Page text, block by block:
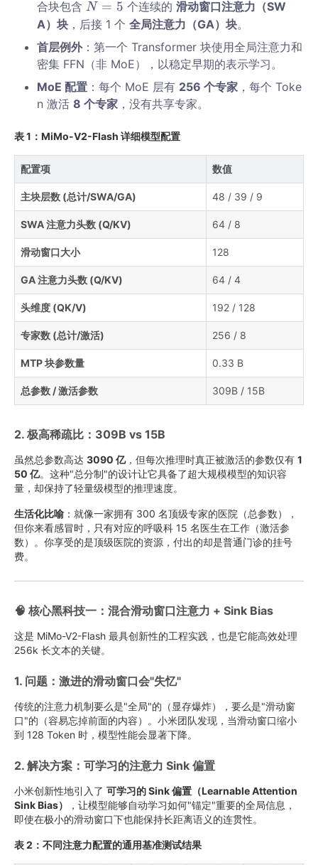
=
8
=
合块包含 N
=
N
=
5
N = 5 个连续的 滑动窗口注意力（SW
A）块 ，后接 1 个 全局注意力（GA）块。
首层例外：第一个 Transformer 块使用全局注意力和
密集 FFN（非 MoE），以稳定早期的表示学习。
MoE 配置 ：每个 MoE 层有 256 个专家 ，每个 Toke
n 激活 8 个专家 ，没有共享专家。
表 1：MiMo-V2-Flash 详细模型配置
配置项 数值
主块层数 (总计/SWA/GA) 48 / 39 / 9
SWA 注意力头数 (Q/KV) 64 / 8
滑动窗口大小 128
GA 注意力头数 (Q/KV) 64 / 4
头维度 (QK/V) 192 / 128
专家数 (总计/激活) 256 / 8
MTP 块参数量 0.33 B
总参数 / 激活参数 309B / 15B
2. 极高稀疏比：309B vs 15B
虽然总参数高达 3090 亿，但每次推理时真正被激活的参数仅有 1
50 亿。这种"总分制"的设计让它具备了超大规模模型的知识容
量，却保持了轻量级模型的推理速度。
生活化比喻 ：就像一家拥有 300 名顶级专家的医院（总参数），
但你来看感冒时，只有对应的呼吸科 15 名医生在工作（激活参
数）。你享受的是顶级医院的资源，付出的却是普通门诊的挂号
费。
🧠 核心黑科技一：混合滑动窗口注意力 + Sink Bias
这是 MiMo-V2-Flash 最具创新性的工程实践，也是它能高效处理
256k 长文本的关键。
1. 问题：激进的滑动窗口会"失忆"
传统的注意力机制要么是"全局"的（显存爆炸），要么是"滑动窗
口"的（容易忘掉前面的内容）。小米团队发现，当滑动窗口缩小
到 128 Token 时，模型性能会显著下降。
2. 解决方案：可学习的注意力 Sink 偏置
小米创新性地引入了 可学习的 Sink 偏置（Learnable Attention
Sink Bias）
，让模型能够自动学习如何"锚定"重要的全局信息，
即使在极小的滑动窗口下也能保持长距离语义的连贯性。
表 2：不同注意力配置的通用基准测试结果